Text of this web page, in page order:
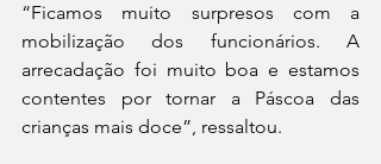
“Ficamos muito surpresos com a
mobilização dos funcionários. A
arrecadação foi muito boa e estamos
contentes por tornar a Páscoa das
crianças mais doce”, ressaltou.